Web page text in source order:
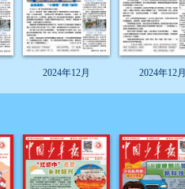
2024年12月 2024年12月